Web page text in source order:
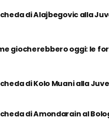
di Alajbegovic alla
giocherebbero oggi: le
di Kolo Muani alla
di Amondarain al